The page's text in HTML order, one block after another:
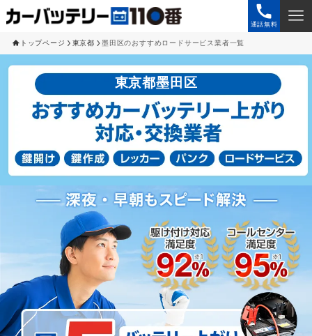
通話無料
トップページ 東京都 墨田区のおすすめロードサービス業者一覧
東京都墨田区